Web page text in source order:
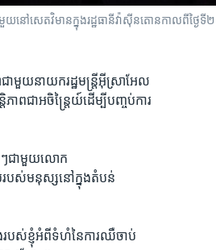
ៅ​សេតវិមាន​ក្នុង​រដ្ឋធានីវ៉ាស៊ីនតោន​កាលពីថ្ងៃទី​២
មួយ​នាយករដ្ឋមន្ត្រី​អ៊ីស្រាអែល​
ជា​អចិន្ត្រៃយ៍​ដើម្បី​បញ្ចប់​ការ​
ងៗ​ជាមួយ​លោក
របស់​មនុស្ស​នៅ​ក្នុង​តំបន់​
ង​របស់​ខ្ញុំ​អំពី​ទំហំ​នៃ​ការ​ឈឺចាប់​